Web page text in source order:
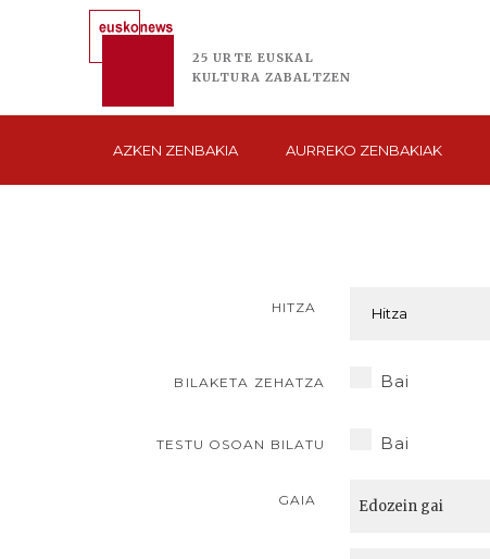
25 URTE EUSKAL
KULTURA ZABALTZEN
AZKEN ZENBAKIA AURREKO ZENBAKIAK
HITZA
BILAKETA ZEHATZA Bai
TESTU OSOAN BILATU Bai
GAIA